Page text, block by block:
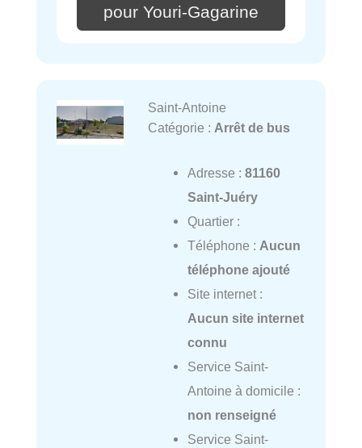
pour Youri-Gagarine
Saint-Antoine
Catégorie : Arrêt de bus
Adresse : 81160
Saint-Juéry
Quartier :
Téléphone : Aucun
téléphone ajouté
Site internet :
Aucun site internet
connu
Service Saint-
Antoine à domicile :
non renseigné
Service Saint-